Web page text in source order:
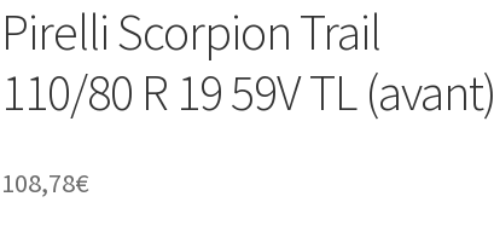
Pirelli Scorpion Trail
110/80 R 19 59V TL (avant)
108,78€